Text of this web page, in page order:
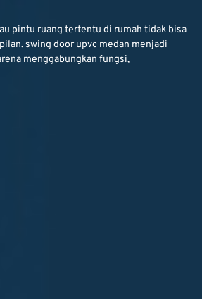
pintu ruang tertentu di rumah tidak bisa
swing door upvc medan menjadi
menggabungkan fungsi,